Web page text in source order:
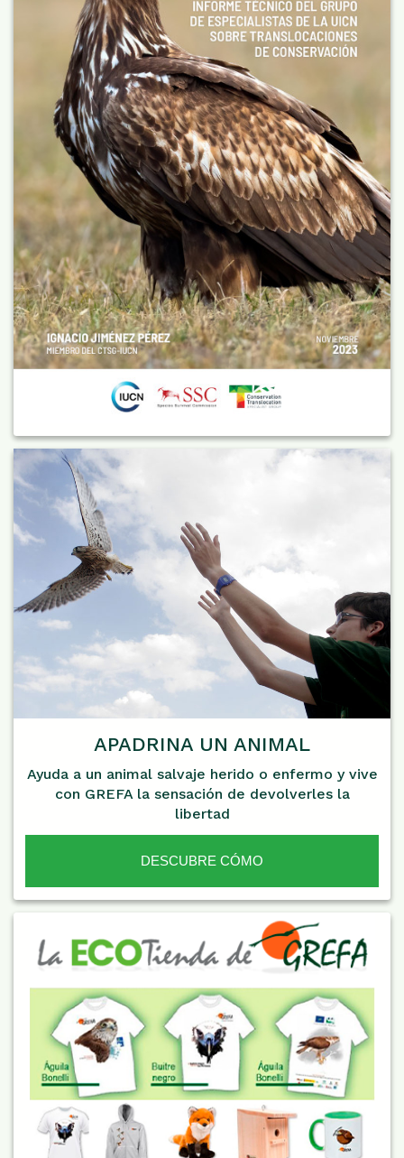
APADRINA UN ANIMAL
Ayuda a un animal salvaje herido o enfermo y vive
con GREFA la sensación de devolverles la
libertad
DESCUBRE CÓMO